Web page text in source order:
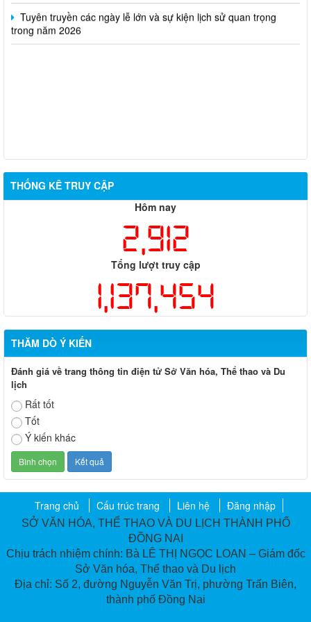
Tuyên truyền các ngày lễ lớn và sự kiện lịch sử quan trọng
trong năm 2026
THỐNG KÊ TRUY CẬP
Hôm nay
2,912
Tổng lượt truy cập
1,137,454
THĂM DÒ Ý KIẾN
Đánh giá về trang thông tin điện tử Sở Văn hóa, Thể thao và Du
lịch
Rất tốt
Tốt
Ý kiến khác
Trang chủ Cấu trúc trang Liên hệ Đăng nhập
SỞ VĂN HÓA, THỂ THAO VÀ DU LỊCH THÀNH PHỐ
ĐỒNG NAI
Chịu trách nhiệm chính: Bà LÊ THỊ NGỌC LOAN – Giám đốc
Sở Văn hóa, Thể thao và Du lịch
Địa chỉ: Số 2, đường Nguyễn Văn Trị, phường Trấn Biên,
thành phố Đồng Nai